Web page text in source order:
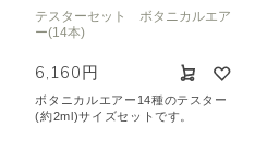
テスターセット ボタニカルエア
ー(14本)
6,160円
ボタニカルエアー14種のテスター
(約2ml)サイズセットです。